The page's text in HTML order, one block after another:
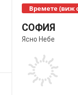
Времете (виж
СОФИЯ
Ясно Небе